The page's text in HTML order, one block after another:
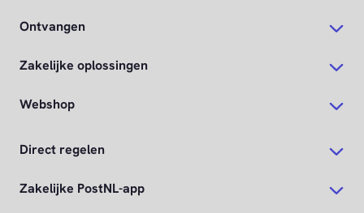
Ontvangen
Zakelijke oplossingen
Webshop
Direct regelen
Zakelijke PostNL-app